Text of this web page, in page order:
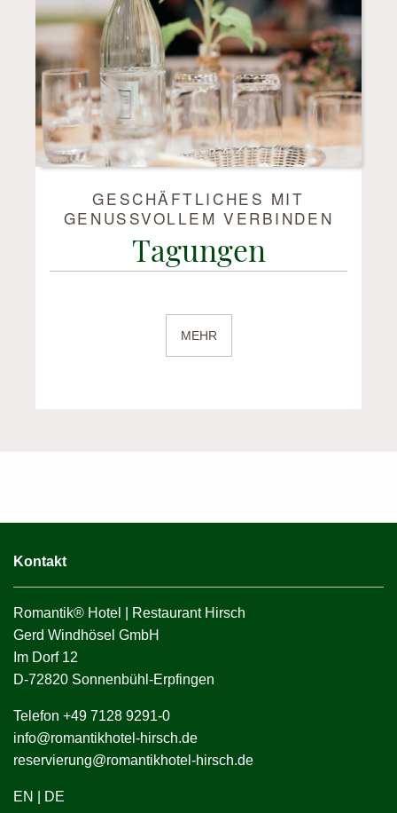
GESCHÄFTLICHES MIT
GENUSSVOLLEM VERBINDEN
Tagungen
MEHR
Kontakt
Romantik® Hotel | Restaurant Hirsch
Gerd Windhösel GmbH
Im Dorf 12
D-72820 Sonnenbühl-Erpfingen
Telefon +49 7128 9291-0
info@romantikhotel-hirsch.de
reservierung@romantikhotel-hirsch.de
EN DE